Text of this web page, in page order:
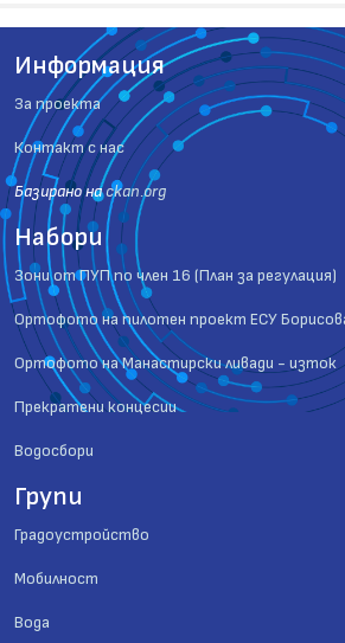
Информация
За проекта
Контакт с нас
Базиранo наckan.org
Набори
Зони от ПУП по член 16 (План за регулация)
Ортофото на пилотен проект ЕСУ
Ортофото на Манастирски ливади - изток
Прекратени концесии
Водосбори
Групи
Градоустройство
Мобилност
Вода